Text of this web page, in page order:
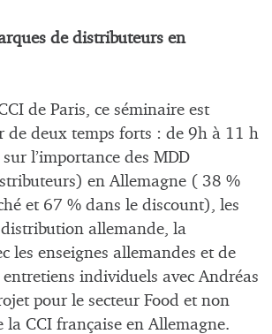
de distributeurs en
de Paris, ce séminaire est
de deux temps forts : de 9h à 11 h
l’importance des MDD
en Allemagne ( 38 %
et 67 % dans le discount), les
allemande, la
les enseignes allemandes et de
individuels avec Andréas
pour le secteur Food et non
la CCI française en Allemagne.